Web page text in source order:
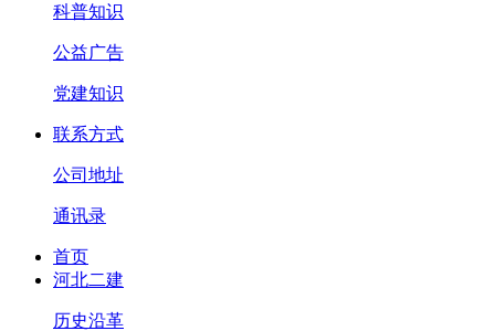
科普知识
公益广告
党建知识
联系方式
公司地址
通讯录
首页
河北二建
历史沿革